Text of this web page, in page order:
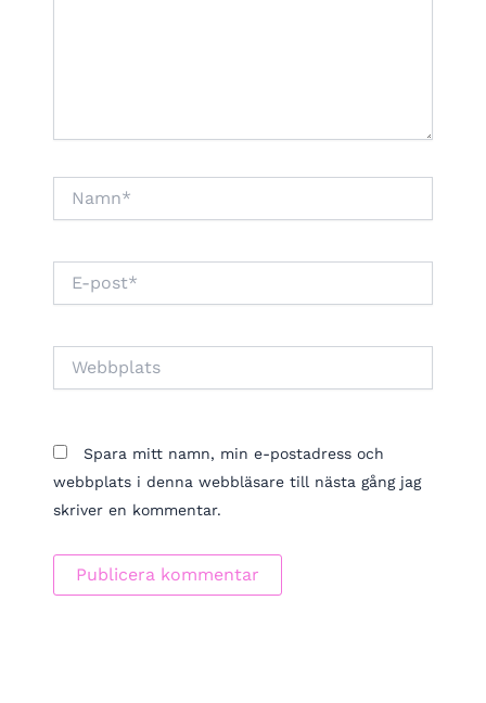
post*
Spara mitt namn, min e-postadress och
webbplats i denna webbläsare till nästa gång jag
skriver en kommentar.